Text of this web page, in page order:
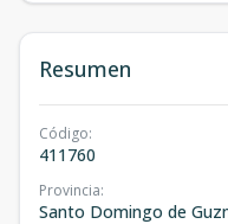
Resumen
Código:
411760
Provincia:
Santo Domingo de